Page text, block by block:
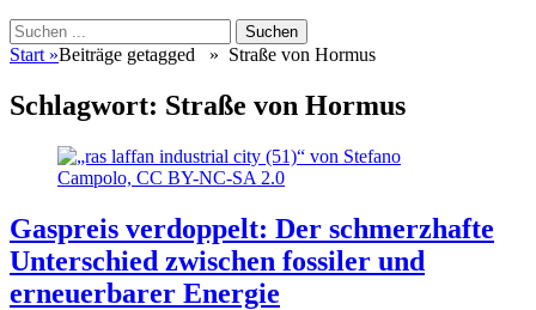
Suchen
Suchen
nach:
Start »Beiträge getagged » Straße von Hormus
Schlagwort: Straße von Hormus
Gaspreis verdoppelt: Der schmerzhafte
Unterschied zwischen fossiler und
erneuerbarer Energie